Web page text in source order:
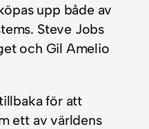
upp både av
Steve Jobs
och Gil Amelio
för att
ett av världens